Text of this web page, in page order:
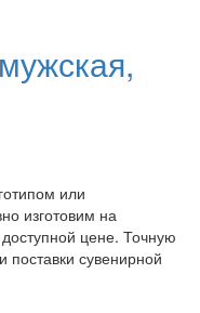
или
изготовим на
цене. Точную
поставки сувенирной